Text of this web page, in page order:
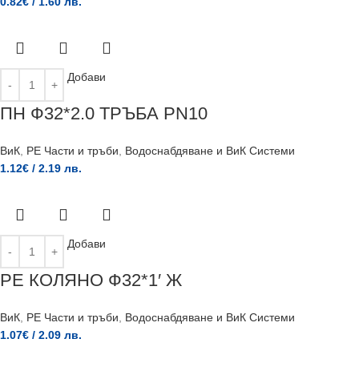
Добави
ПН Ф32*2.0 ТРЪБА PN10
ВиК, PE Части и тръби, Водоснабдяване и ВиК Системи
1.12€ / 2.19 лв.
Добави
РЕ КОЛЯНО Ф32*1′ Ж
ВиК, PE Части и тръби, Водоснабдяване и ВиК Системи
1.07€ / 2.09 лв.